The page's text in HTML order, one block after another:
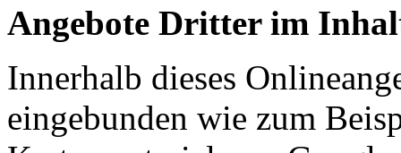
Angebote Dritter im
Innerhalb dieses
eingebunden wie zum